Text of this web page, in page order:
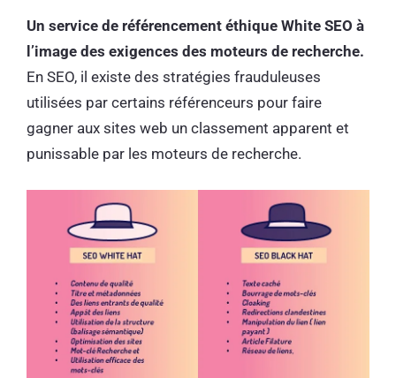
Un service de référencement éthique White SEO à
l’image des exigences des moteurs de recherche.
En SEO, il existe des stratégies frauduleuses
utilisées par certains référenceurs pour faire
gagner aux sites web un classement apparent et
punissable par les moteurs de recherche.